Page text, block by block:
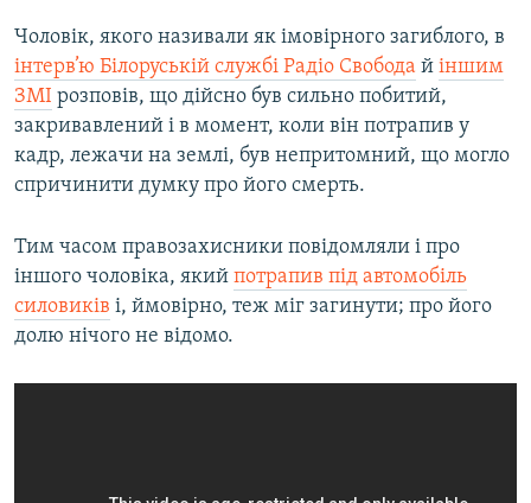
Чоловік, якого називали як імовірного загиблого, в
інтерв’ю Білоруській службі Радіо Свобода й іншим
ЗМІ розповів, що дійсно був сильно побитий,
закривавлений і в момент, коли він потрапив у
кадр, лежачи на землі, був непритомний, що могло
спричинити думку про його смерть.
Тим часом правозахисники повідомляли і про
іншого чоловіка, який потрапив під автомобіль
силовиків і, ймовірно, теж міг загинути; про його
долю нічого не відомо.